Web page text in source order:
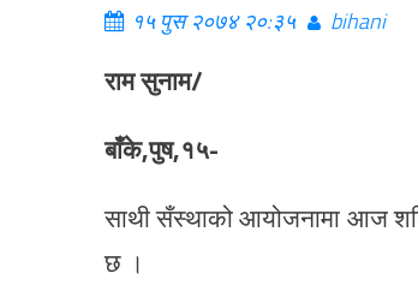
१५ पुस २०७४ २०:३५ bihani
राम सुनाम/
बाँके,पुष,१५-
साथी सँस्थाको आयोजनामा आज
छ ।